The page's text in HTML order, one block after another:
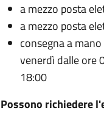
a mezzo posta
a mezzo posta
consegna a
venerdì dalle ore
18:00
Possono richiedere